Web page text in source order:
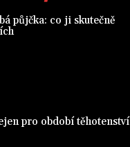
půjčka: co ji skutečně
pro období těhotenství